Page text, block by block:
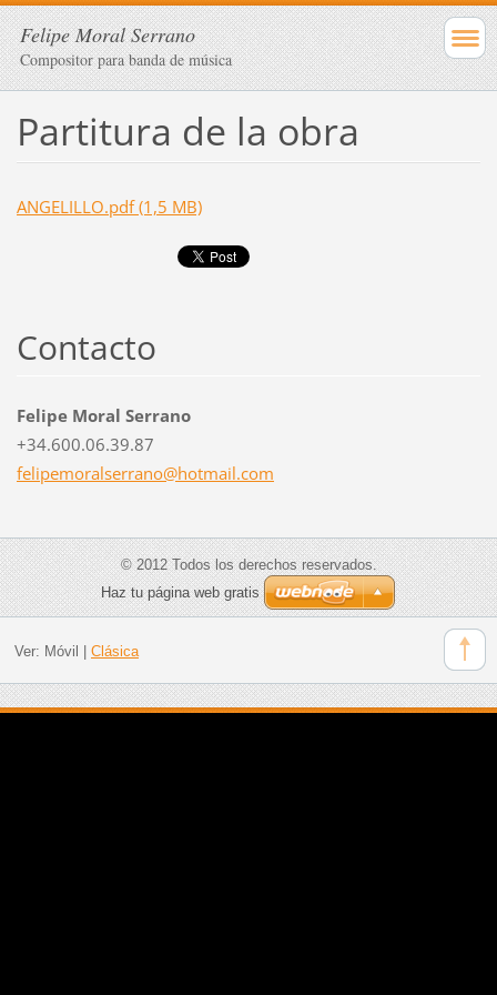
Felipe Moral Serrano
Compositor para banda de música
Partitura de la obra
ANGELILLO.pdf (1,5 MB)
Contacto
Felipe Moral Serrano
+34.600.06.39.87
felipemoralserrano@hotmail.com
© 2012 Todos los derechos reservados.
Haz tu página web gratis
Ver: Móvil | Clásica